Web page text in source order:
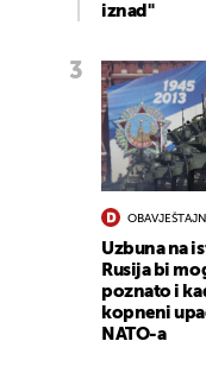
iznad"
Uzbuna na
Rusija bi
poznato i
kopneni
NATO-a